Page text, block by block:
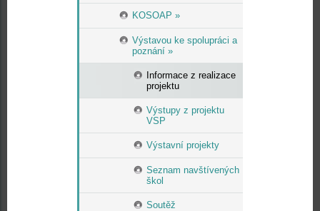
KOSOAP »
Výstavou ke spolupráci a
poznání »
Informace z realizace
projektu
Výstupy z projektu
VSP
Výstavní projekty
Seznam navštívených
škol
Soutěž